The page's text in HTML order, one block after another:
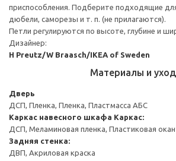
приспособления. Подберите подходящие
дюбели, саморезы и т. п. (не прилагаются).
Петли регулируются по высоте, глубине и
Дизайнер:
H Preutz/W Braasch/IKEA of Sweden
Материалы и уход
Дверь
ДСП, Пленка, Пленка, Пластмасса АБС
Каркас навесного шкафа Каркас:
ДСП, Меламиновая пленка, Пластиковая
Задняя стенка:
ДВП, Акриловая краска